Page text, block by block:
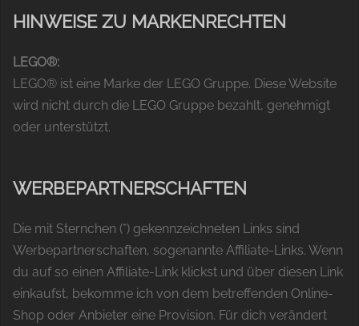
HINWEISE ZU MARKENRECHTEN
LEGO®:
LEGO® ist eine Marke der LEGO Gruppe. Diese Website
wird nicht durch die LEGO Gruppe bezahlt, genehmigt
oder unterstützt.
WERBEPARTNERSCHAFTEN
Die mit Sternchen (*) gekennzeichneten Links sind
Werbepartnerschaften, sogenannte Affiliate-Links. Wenn
du auf so einen Affiliate-Link klickst und über diesen Link
einkaufst, bekomme ich von dem betreffenden Online-
Shop oder Anbieter eine Provision. Für dich verändert